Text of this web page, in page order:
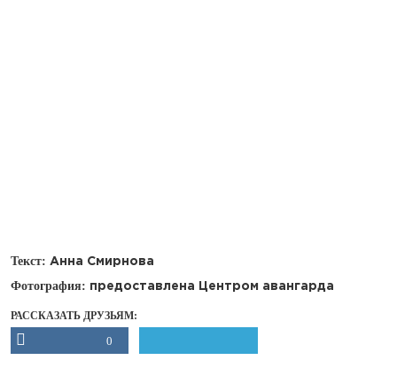
Текст: Анна Смирнова
Фотография: предоставлена Центром авангарда
РАССКАЗАТЬ ДРУЗЬЯМ:
0